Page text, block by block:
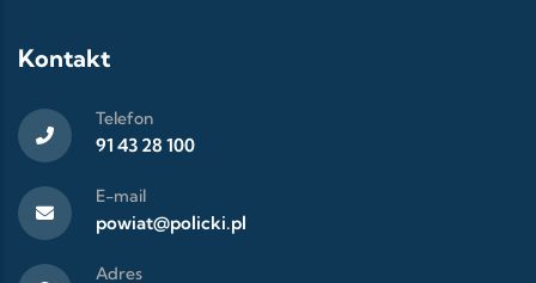
Kontakt
Telefon
91 43 28 100
E-mail
powiat@policki.pl
Adres